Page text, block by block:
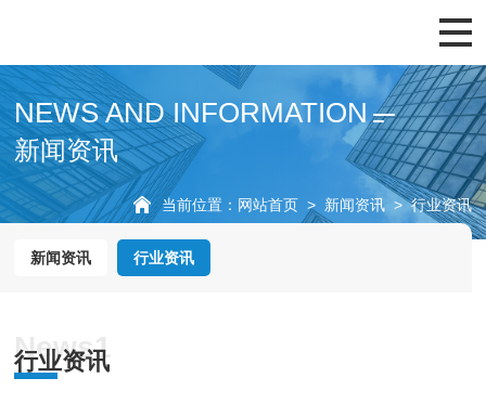
展会概览
展商服务
观众服务
往届回顾
新闻资讯
NEWS AND INFORMATION
新闻资讯
当前位置： 网站首页> 新闻资讯>行业资讯
新闻资讯 行业资讯
News1
行业资讯